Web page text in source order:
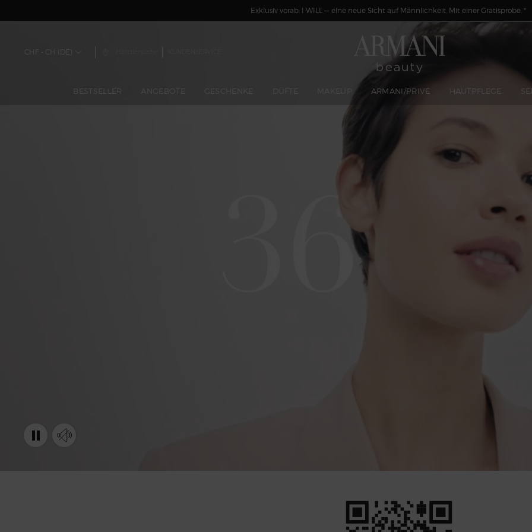
Exklusiv vorab: I WILL — eine neue Sicht auf Männlichkeit. Mit einer Gratisprobe. *
CHF - CH (DE)
BESTSELLER ANGEBOTE ARMANI/PRIVÉ HAUTPFLEGE